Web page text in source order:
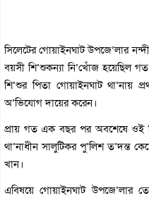
সিলেটের গোয়াইনঘাট উপজে’লার
বয়সী শি’শুকন্যা নি’খোঁজ
শি’শুর পিতা গোয়াইনঘাট থা’নায়
অ’ভিযোগ দায়ের করেন।
প্রায় গত এক বছর পর অবশেষে ওই
থা’নাধীন সালুটিকর পু’লিশ ত’দন্ত
খান।
এবিষয়ে গোয়াইনঘাট উপজে’লার